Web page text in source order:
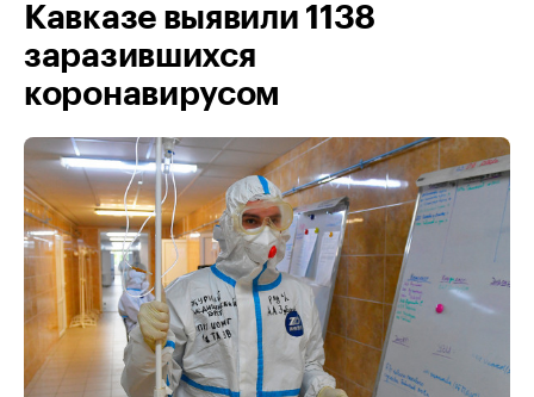
Кавказе выявили 1138
заразившихся
коронавирусом